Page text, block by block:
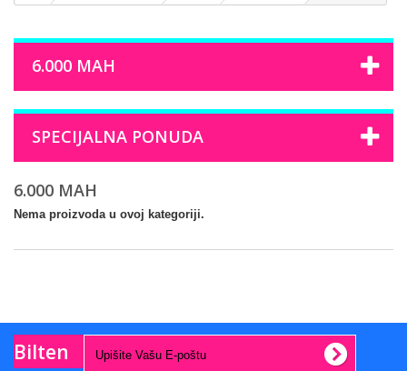
6.000 MAH
SPECIJALNA PONUDA
6.000 MAH
Nema proizvoda u ovoj kategoriji.
Bilten